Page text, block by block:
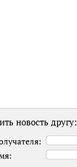
новость другу: